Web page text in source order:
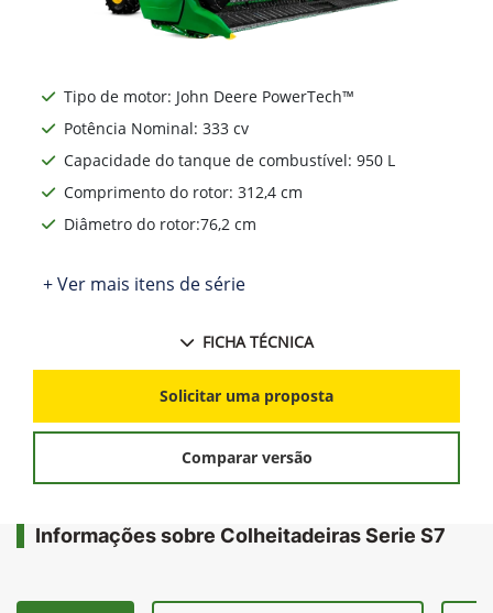
Tipo de motor: John Deere PowerTech™
Potência Nominal: 333 cv
Capacidade do tanque de combustível: 950 L
Comprimento do rotor: 312,4 cm
Diâmetro do rotor:76,2 cm
+ Ver mais itens de série
FICHA TÉCNICA
Solicitar uma proposta
Comparar versão
Informações sobre Colheitadeiras Serie S7